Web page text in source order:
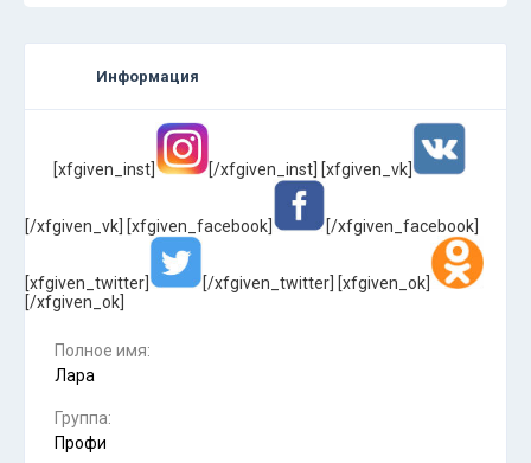
Информация
[xfgiven_inst] [/xfgiven_inst] [xfgiven_vk]
[/xfgiven_vk] [xfgiven_facebook] [/xfgiven_facebook]
[xfgiven_twitter] [/xfgiven_twitter] [xfgiven_ok]
[/xfgiven_ok]
Полное имя:
Лара
Группа:
Профи